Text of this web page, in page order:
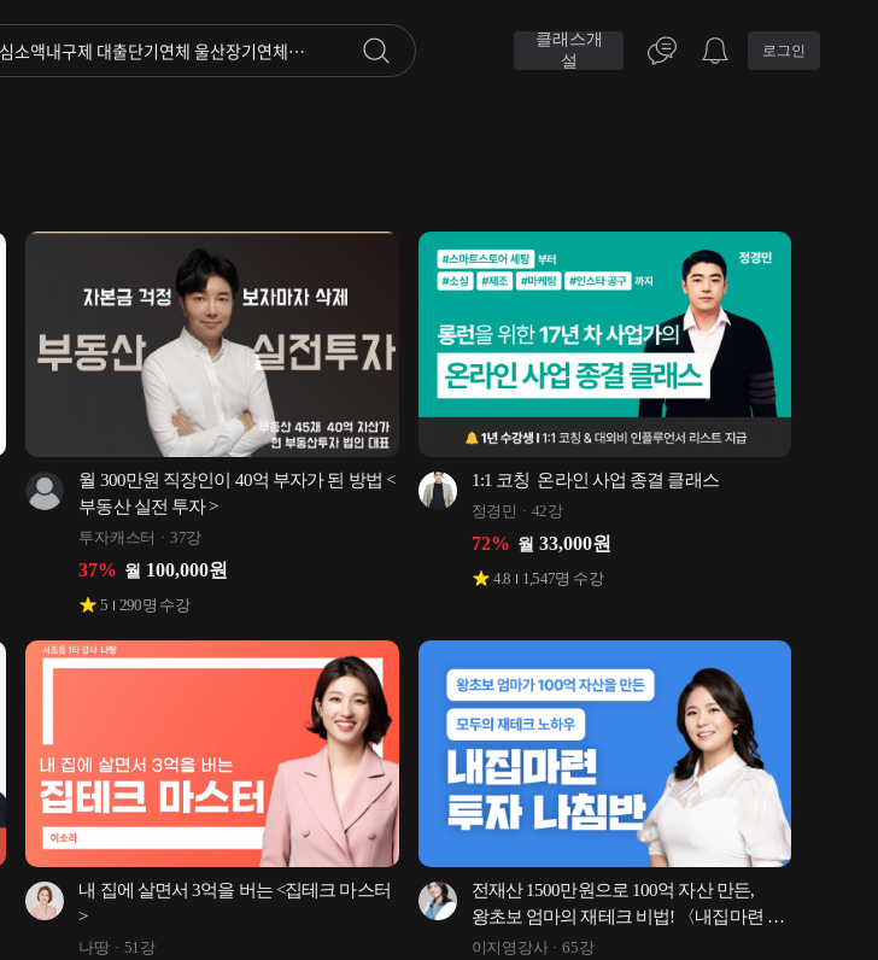
클래스개
설
로그인
월 300만원 직장인이 40억 부자가 된 방법 <
부동산 실전 투자 >
투자캐스터 37강
37% 월 100,000원
5 290명 수강
1:1 코칭  온라인 사업 종결 클래스
정경민 42강
72% 월 33,000원
4.8 1,547명 수강
내 집에 살면서 3억을 버는 <집테크 마스터
>
나땅 51강
전재산 1500만원으로 100억 자산 만든,
왕초보 엄마의 재테크 비법! 〈내집마련
투자 나침반〉
이지영강사 65강